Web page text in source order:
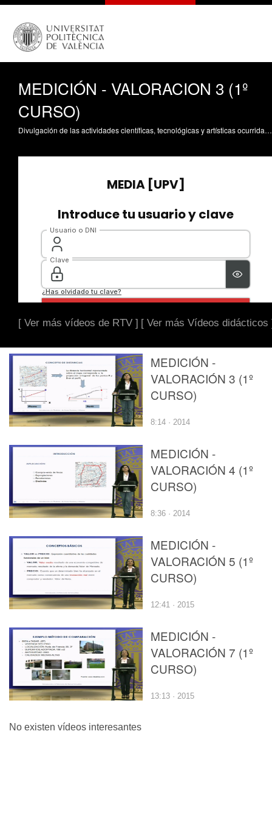
MEDICIÓN - VALORACION 3 (1º
CURSO)
Divulgación de las actividades científicas, tecnológicas y artísticas ocurridas en los tres campus de la UPV
[ Ver más vídeos de RTV ] [ Ver más Vídeos didácticos
MEDICIÓN -
VALORACIÓN 3 (1º
CURSO)
8:14 · 2014
MEDICIÓN -
VALORACIÓN 4 (1º
CURSO)
8:36 · 2014
MEDICIÓN -
VALORACIÓN 5 (1º
CURSO)
12:41 · 2015
MEDICIÓN -
VALORACIÓN 7 (1º
CURSO)
13:13 · 2015
No existen vídeos interesantes